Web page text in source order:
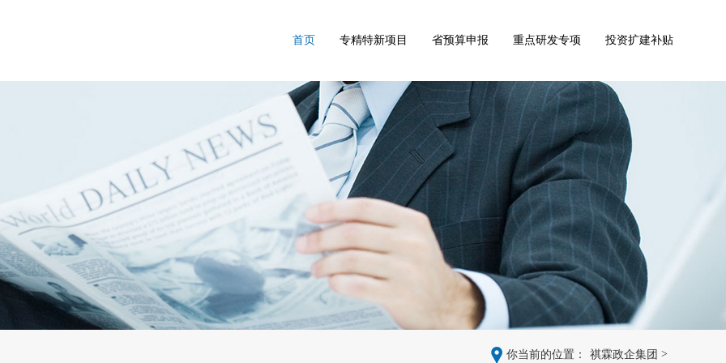
首页 专精特新项目 省预算申报 重点研发专项 投资扩建补贴
你当前的位置： 祺霖政企集团 >